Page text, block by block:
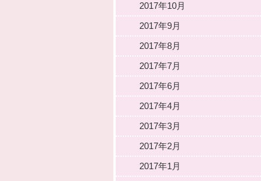
2017年10月
2017年9月
2017年8月
2017年7月
2017年6月
2017年4月
2017年3月
2017年2月
2017年1月